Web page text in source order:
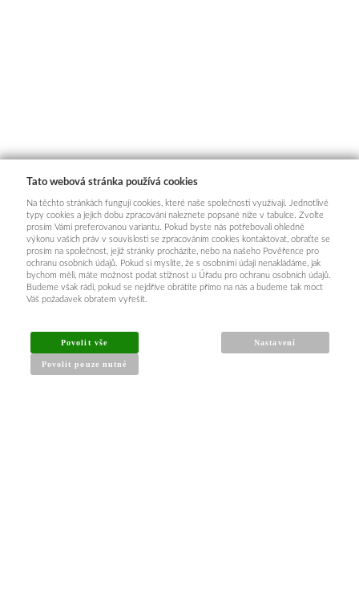
Tato webová stránka používá cookies
Na těchto stránkách fungují cookies, které naše společnosti využívají. Jednotlivé
typy cookies a jejich dobu zpracování naleznete popsané níže v tabulce. Zvolte
prosím Vámi preferovanou variantu. Pokud byste nás potřebovali ohledně
výkonu vašich práv v souvislosti se zpracováním cookies kontaktovat, obraťte se
prosím na společnost, jejíž stránky procházíte, nebo na našeho Pověřence pro
ochranu osobních údajů. Pokud si myslíte, že s osobními údaji nenakládáme, jak
bychom měli, máte možnost podat stížnost u Úřadu pro ochranu osobních údajů.
Budeme však rádi, pokud se nejdříve obrátíte přímo na nás a budeme tak moct
Váš požadavek obratem vyřešit.
Povolit vše
Povolit pouze nutné
Nastavení